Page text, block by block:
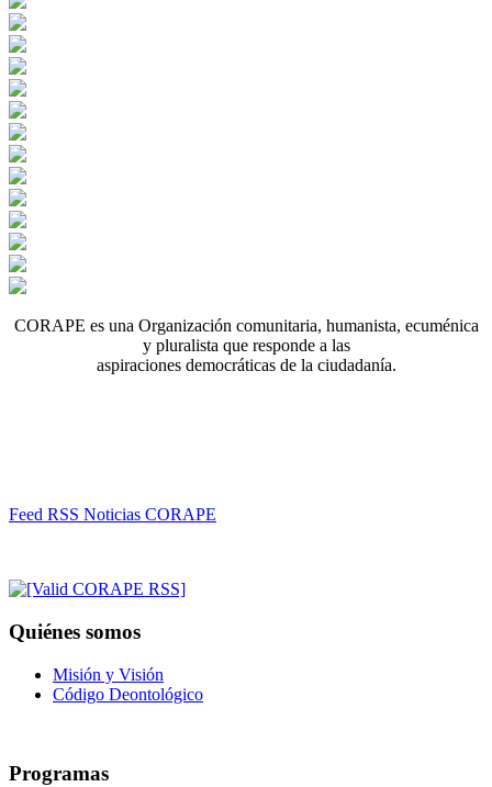
CORAPE es una Organización comunitaria, humanista, ecuménica
y pluralista que responde a las
aspiraciones democráticas de la ciudadanía.
Feed RSS Noticias CORAPE
Quiénes somos
Misión y Visión
Código Deontológico
Programas